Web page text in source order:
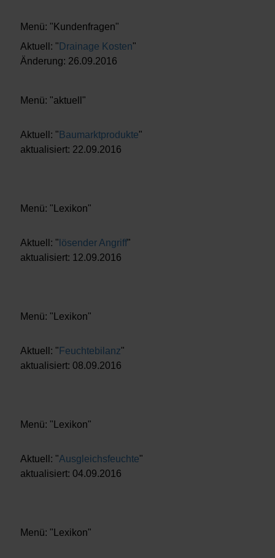
Menü: "Kundenfragen"
Aktuell: " Drainage Kosten"
Änderung: 26.09.2016
Menü: "aktuell"
Aktuell: " Baumarktprodukte"
aktualisiert: 22.09.2016
Menü: "Lexikon"
Aktuell: " lösender Angriff"
aktualisiert: 12.09.2016
Menü: "Lexikon"
Aktuell: " Feuchtebilanz"
aktualisiert: 08.09.2016
Menü: "Lexikon"
Aktuell: "Ausgleichsfeuchte"
aktualisiert: 04.09.2016
Menü: "Lexikon"